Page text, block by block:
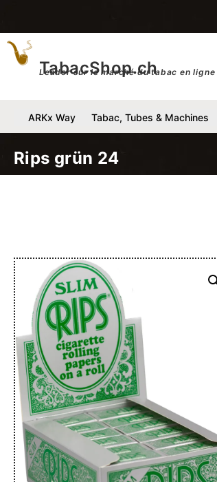
TabacShop.ch
Leader sur le marché du tabac en ligne
ARKx Way Tabac, Tubes & Machines
Rips grün 24